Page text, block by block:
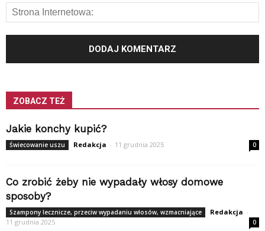
ZOBACZ TEŻ
Jakie konchy kupić?
Świecowanie uszu Redakcja - 11 grudnia 2025 0
Co zrobić żeby nie wypadały włosy domowe
sposoby?
Szampony lecznicze, przeciw wypadaniu włosów, wzmacniające Redakcja -
11 grudnia 2025
0